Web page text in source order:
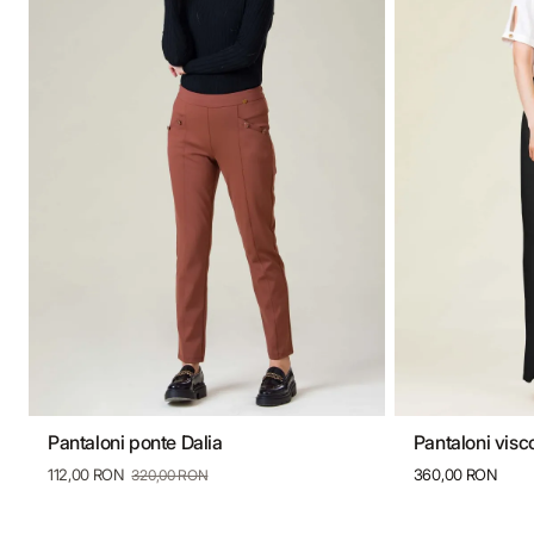
36 38 40 42
Pantaloni ponte Dalia
112,00 RON 320,00 RON
36 38
Pantaloni
360,00 RON